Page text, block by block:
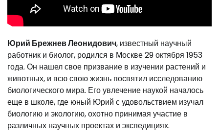
Юрий Брежнев Леонидович, известный научный
работник и биолог, родился в Москве 29 октября 1953
года. Он нашел свое призвание в изучении растений и
животных, и всю свою жизнь посвятил исследованию
биологического мира. Его увлечение наукой началось
еще в школе, где юный Юрий с удовольствием изучал
биологию и экологию, охотно принимая участие в
различных научных проектах и экспедициях.